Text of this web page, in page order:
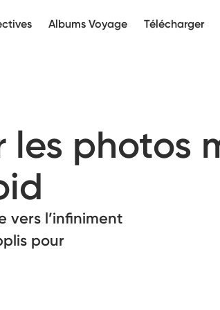
Albums Voyage Télécharger
les photos
vers l’infiniment
pour